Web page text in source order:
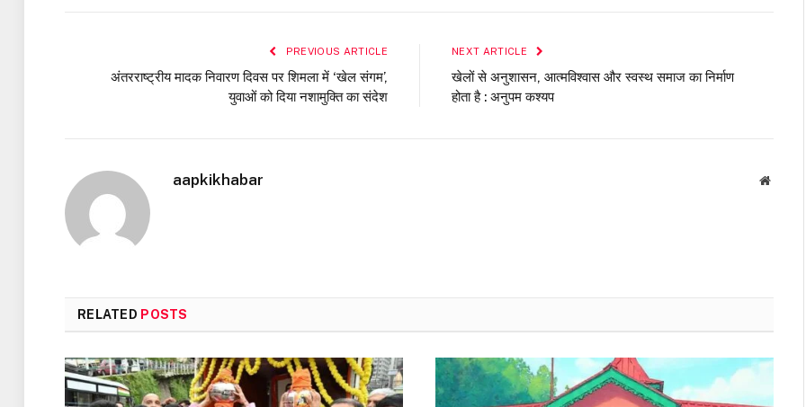
PREVIOUS ARTICLE
अंतरराष्ट्रीय मादक निवारण दिवस पर शिमला में ‘खेल संगम’,
युवाओं को दिया नशामुक्ति का संदेश
NEXT ARTICLE
खेलों से अनुशासन, आत्मविश्वास और स्वस्थ समाज का निर्माण
होता है : अनुपम कश्यप
aapkikhabar
RELATED POSTS